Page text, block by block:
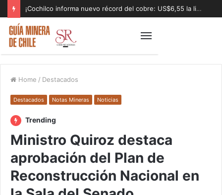
¡Cochilco informa nuevo récord del cobre: US$6,55 la libra!
Home / Destacados
Destacados Notas Mineras Noticias
Trending
Ministro Quiroz destaca
aprobación del Plan de
Reconstrucción Nacional en